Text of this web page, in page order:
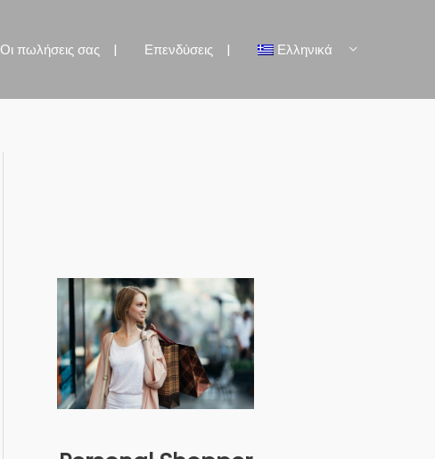
Οι πωλήσεις σας Επενδύσεις Ελληνικά